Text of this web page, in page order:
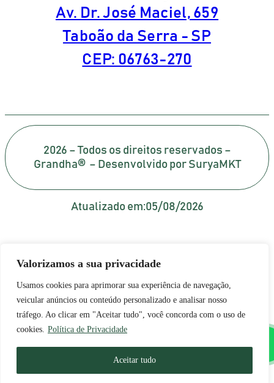
Valorizamos a sua privacidade
Usamos cookies para aprimorar sua experiência de navegação,
veicular anúncios ou conteúdo personalizado e analisar nosso
tráfego. Ao clicar em "Aceitar tudo", você concorda com o uso de
cookies. Política de Privacidade
Aceitar tudo
Av. Dr. José Maciel, 659
Taboão da Serra - SP
CEP: 06763-270
2026 – Todos os direitos reservados –
Grandha® – Desenvolvido por SuryaMKT
Atualizado em:05/08/2026
Portuguese